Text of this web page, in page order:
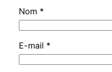
Nom *
E-mail *